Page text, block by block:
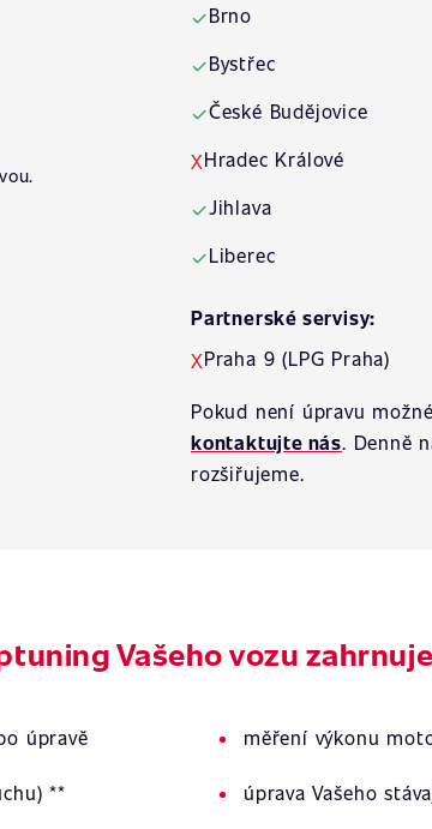
✓Brno
✓Bystřec
✓České Budějovice
XHradec Králové
✓Jihlava
✓Liberec
Partnerské servisy:
XPraha 9 (LPG Praha)
Pokud není úpravu
kontaktujte nás. Denně
rozšiřujeme.
Vašeho vozu zahrnuje
úpravě měření výkonu
** úprava Vašeho